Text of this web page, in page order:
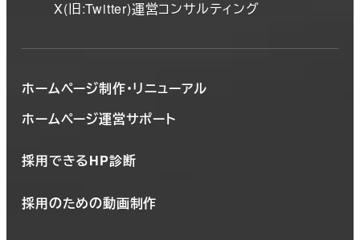
X(旧:Twitter)運営コンサルティング
ホームページ制作・リニューアル
ホームページ運営サポート
採用できるHP診断
採用のための動画制作